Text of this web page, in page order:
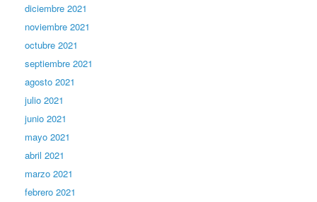
diciembre 2021
noviembre 2021
octubre 2021
septiembre 2021
agosto 2021
julio 2021
junio 2021
mayo 2021
abril 2021
marzo 2021
febrero 2021